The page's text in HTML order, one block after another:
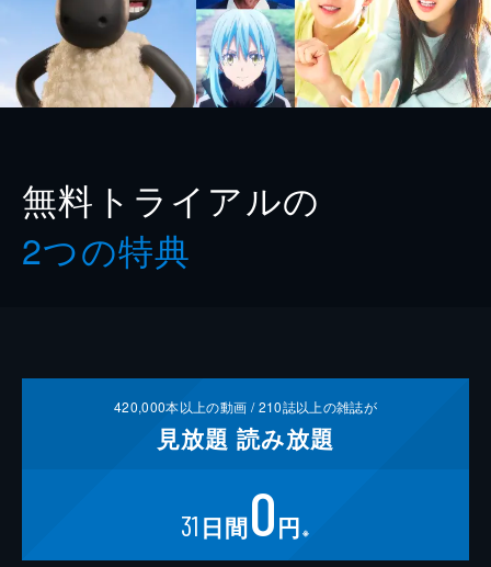
無料トライアルの
2つの特典
420,000本以上の動画 /210誌以上の雑誌が
見放題 読み放題
31 日間0円 ※